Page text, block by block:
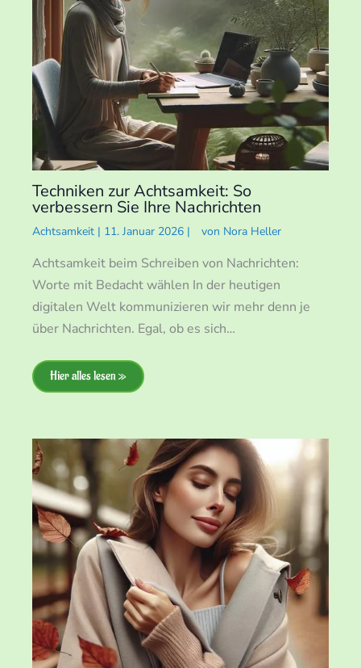
Techniken zur Achtsamkeit: So
verbessern Sie Ihre Nachrichten
Achtsamkeit | 11. Januar 2026 | von Nora Heller
Achtsamkeit beim Schreiben von Nachrichten:
Worte mit Bedacht wählen In der heutigen
digitalen Welt kommunizieren wir mehr denn je
über Nachrichten. Egal, ob es sich…
Hier alles lesen »